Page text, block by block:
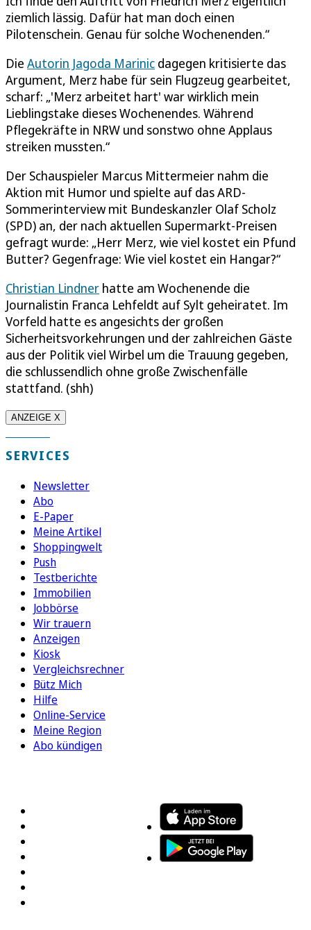
ziemlich lässig. Dafür hat man doch einen
Pilotenschein. Genau für solche Wochenenden.“
Die Autorin Jagoda Marinic dagegen kritisierte das
Argument, Merz habe für sein Flugzeug gearbeitet,
scharf: „'Merz arbeitet hart' war wirklich mein
Lieblingstake dieses Wochenendes. Während
Pflegekräfte in NRW und sonstwo ohne Applaus
streiken mussten.“
Der Schauspieler Marcus Mittermeier nahm die
Aktion mit Humor und spielte auf das ARD-
Sommerinterview mit Bundeskanzler Olaf Scholz
(SPD) an, der nach aktuellen Supermarkt-Preisen
gefragt wurde: „Herr Merz, wie viel kostet ein Pfund
Butter? Gegenfrage: Wie viel kostet ein Hangar?“
Christian Lindner hatte am Wochenende die
Journalistin Franca Lehfeldt auf Sylt geheiratet. Im
Vorfeld hatte es angesichts der großen
Sicherheitsvorkehrungen und der zahlreichen Gäste
aus der Politik viel Wirbel um die Trauung gegeben,
die schlussendlich ohne große Zwischenfälle
stattfand. (shh)
ANZEIGE X
SERVICES
Newsletter
Abo
E-Paper
Meine Artikel
Shoppingwelt
Push
Testberichte
Immobilien
Jobbörse
Wir trauern
Anzeigen
Kiosk
Vergleichsrechner
Bütz Mich
Hilfe
Online-Service
Meine Region
Abo kündigen